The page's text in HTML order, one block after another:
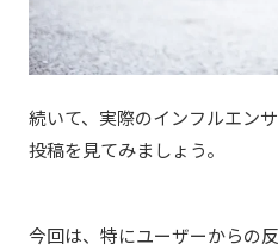
続いて、実際のインフルエン
投稿を見てみましょう。
今回は、特にユーザーからの